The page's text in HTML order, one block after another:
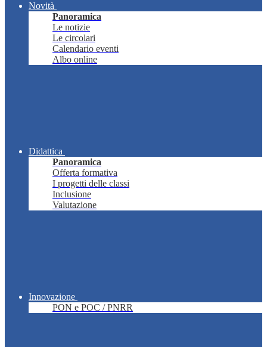
Novità
Panoramica
Le notizie
Le circolari
Calendario eventi
Albo online
Didattica
Panoramica
Offerta formativa
I progetti delle classi
Inclusione
Valutazione
Innovazione
PON e POC / PNRR